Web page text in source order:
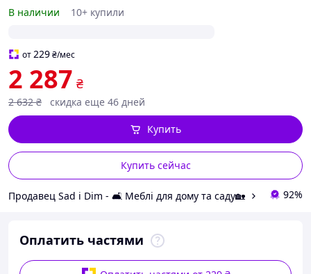
В наличии
10+ купили
от229₴/мес
2 287 ₴
2 632 ₴ скидка еще 46 дней
Купить сейчас
Купить
Продавец Sad i Dim - 🛋️ Меблі для дому та саду🏡 92%
Оплатить частями